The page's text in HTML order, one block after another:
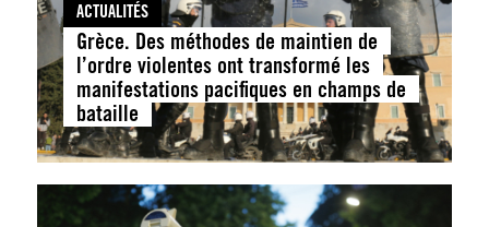
ACTUALITÉS
Grèce. Des méthodes de maintien de
l’ordre violentes ont transformé les
manifestations pacifiques en champs de
bataille